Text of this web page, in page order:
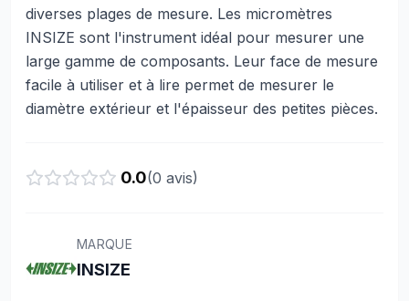
diverses plages de mesure. Les micromètres
INSIZE sont l'instrument idéal pour mesurer une
large gamme de composants. Leur face de mesure
facile à utiliser et à lire permet de mesurer le
diamètre extérieur et l'épaisseur des petites pièces.
0.0(0 avis)
MARQUE
INSIZE